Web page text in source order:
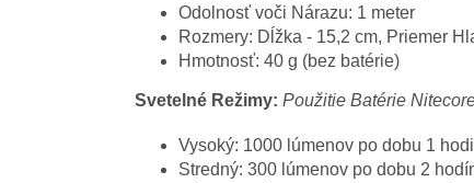
Odolnosť voči Nárazu: 1 meter
Rozmery: Dĺžka - 15,2 cm, Priemer
Hmotnosť: 40 g (bez batérie)
Svetelné Režimy: Použitie Batérie
Vysoký: 1000 lúmenov po dobu 1
Stredný: 300 lúmenov po dobu 2